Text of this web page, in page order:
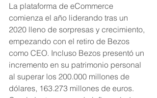
La plataforma de eCommerce
comienza el año liderando tras un
2020 lleno de sorpresas y crecimiento,
empezando con el retiro de Bezos
como CEO. Incluso Bezos presentó un
incremento en su patrimonio personal
al superar los 200.000 millones de
dólares, 163.273 millones de euros.